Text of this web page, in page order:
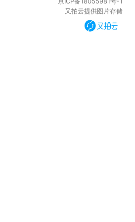
又拍云提供图片存储